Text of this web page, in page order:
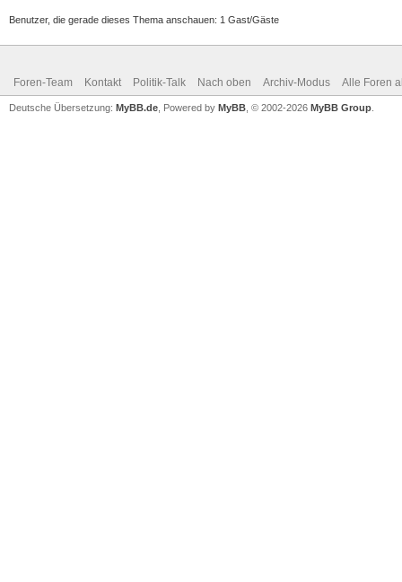
Benutzer, die gerade dieses Thema anschauen: 1 Gast/Gäste
Foren-Team Kontakt Politik-Talk Nach oben Archiv-Modus Alle Foren
Deutsche Übersetzung: MyBB.de , Powered by MyBB , © 2002-2026 MyBB Group